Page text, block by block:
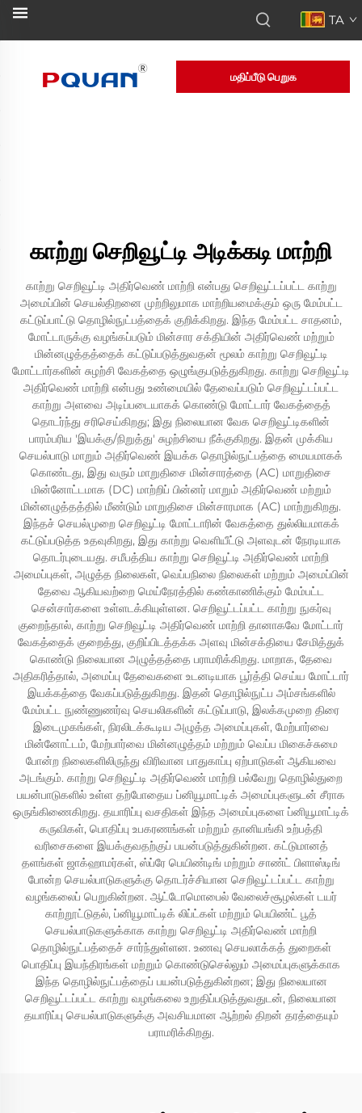
TA
மதிப்பீடு பெறுக
காற்று செறிவூட்டி அடிக்கடி மாற்றி
காற்று செறிவூட்டி அதிர்வெண் மாற்றி என்பது செறிவூட்டப்பட்ட காற்று
அமைப்பின் செயல்திறனை முற்றிலுமாக மாற்றியமைக்கும் ஒரு மேம்பட்ட
கட்டுப்பாட்டு தொழில்நுட்பத்தைக் குறிக்கிறது. இந்த மேம்பட்ட சாதனம்,
மோட்டாருக்கு வழங்கப்படும் மின்சார சக்தியின் அதிர்வெண் மற்றும்
மின்னழுத்தத்தைக் கட்டுப்படுத்துவதன் மூலம் காற்று செறிவூட்டி
மோட்டார்களின் சுழற்சி வேகத்தை ஒழுங்குபடுத்துகிறது. காற்று செறிவூட்டி
அதிர்வெண் மாற்றி என்பது உண்மையில் தேவைப்படும் செறிவூட்டப்பட்ட
காற்று அளவை அடிப்படையாகக் கொண்டு மோட்டார் வேகத்தைத்
தொடர்ந்து சரிசெய்கிறது; இது நிலையான வேக செறிவூட்டிகளின்
பாரம்பரிய 'இயக்கு/நிறுத்து' சுழற்சியை நீக்குகிறது. இதன் முக்கிய
செயல்பாடு மாறும் அதிர்வெண் இயக்க தொழில்நுட்பத்தை மையமாகக்
கொண்டது, இது வரும் மாறுதிசை மின்சாரத்தை (AC) மாறுதிசை
மின்னோட்டமாக (DC) மாற்றிப் பின்னர் மாறும் அதிர்வெண் மற்றும்
மின்னழுத்தத்தில் மீண்டும் மாறுதிசை மின்சாரமாக (AC) மாற்றுகிறது.
இந்தச் செயல்முறை செறிவூட்டி மோட்டாரின் வேகத்தை துல்லியமாகக்
கட்டுப்படுத்த உதவுகிறது, இது காற்று வெளியீட்டு அளவுடன் நேரடியாக
தொடர்புடையது. சமீபத்திய காற்று செறிவூட்டி அதிர்வெண் மாற்றி
அமைப்புகள், அழுத்த நிலைகள், வெப்பநிலை நிலைகள் மற்றும் அமைப்பின்
தேவை ஆகியவற்றை மெய்நேரத்தில் கண்காணிக்கும் மேம்பட்ட
சென்சார்களை உள்ளடக்கியுள்ளன. செறிவூட்டப்பட்ட காற்று நுகர்வு
குறைந்தால், காற்று செறிவூட்டி அதிர்வெண் மாற்றி தானாகவே மோட்டார்
வேகத்தைக் குறைத்து, குறிப்பிடத்தக்க அளவு மின்சக்தியை சேமித்துக்
கொண்டு நிலையான அழுத்தத்தை பராமரிக்கிறது. மாறாக, தேவை
அதிகரித்தால், அமைப்பு தேவைகளை உடனடியாக பூர்த்தி செய்ய மோட்டார்
இயக்கத்தை வேகப்படுத்துகிறது. இதன் தொழில்நுட்ப அம்சங்களில்
மேம்பட்ட நுண்ணுணர்வு செயலிகளின் கட்டுப்பாடு, இலக்கமுறை திரை
இடைமுகங்கள், நிரலிடக்கூடிய அழுத்த அமைப்புகள், மேற்பார்வை
மின்னோட்டம், மேற்பார்வை மின்னழுத்தம் மற்றும் வெப்ப மிகைச்சுமை
போன்ற நிலைகளிலிருந்து விரிவான பாதுகாப்பு ஏற்பாடுகள் ஆகியவை
அடங்கும். காற்று செறிவூட்டி அதிர்வெண் மாற்றி பல்வேறு தொழில்துறை
பயன்பாடுகளில் உள்ள தற்போதைய ப்னியூமாட்டிக் அமைப்புகளுடன் சீராக
ஒருங்கிணைகிறது. தயாரிப்பு வசதிகள் இந்த அமைப்புகளை ப்னியூமாட்டிக்
கருவிகள், பொதிப்பு உபகரணங்கள் மற்றும் தானியங்கி உற்பத்தி
வரிசைகளை இயக்குவதற்குப் பயன்படுத்துகின்றன. கட்டுமானத்
தளங்கள் ஜாக்ஹாமர்கள், ஸ்ப்ரே பெயிண்டிங் மற்றும் சாண்ட் பிளாஸ்டிங்
போன்ற செயல்பாடுகளுக்கு தொடர்ச்சியான செறிவூட்டப்பட்ட காற்று
வழங்கலைப் பெறுகின்றன. ஆட்டோமொபைல் வேலைச்சூழல்கள் டயர்
காற்றூட்டுதல், ப்னியூமாட்டிக் லிப்ட்கள் மற்றும் பெயிண்ட் பூத்
செயல்பாடுகளுக்காக காற்று செறிவூட்டி அதிர்வெண் மாற்றி
தொழில்நுட்பத்தைச் சார்ந்துள்ளன. உணவு செயலாக்கத் துறைகள்
பொதிப்பு இயந்திரங்கள் மற்றும் கொண்டுசெல்லும் அமைப்புகளுக்காக
இந்த தொழில்நுட்பத்தைப் பயன்படுத்துகின்றன; இது நிலையான
செறிவூட்டப்பட்ட காற்று வழங்கலை உறுதிப்படுத்துவதுடன், நிலையான
தயாரிப்பு செயல்பாடுகளுக்கு அவசியமான ஆற்றல் திறன் தரத்தையும்
பராமரிக்கிறது.